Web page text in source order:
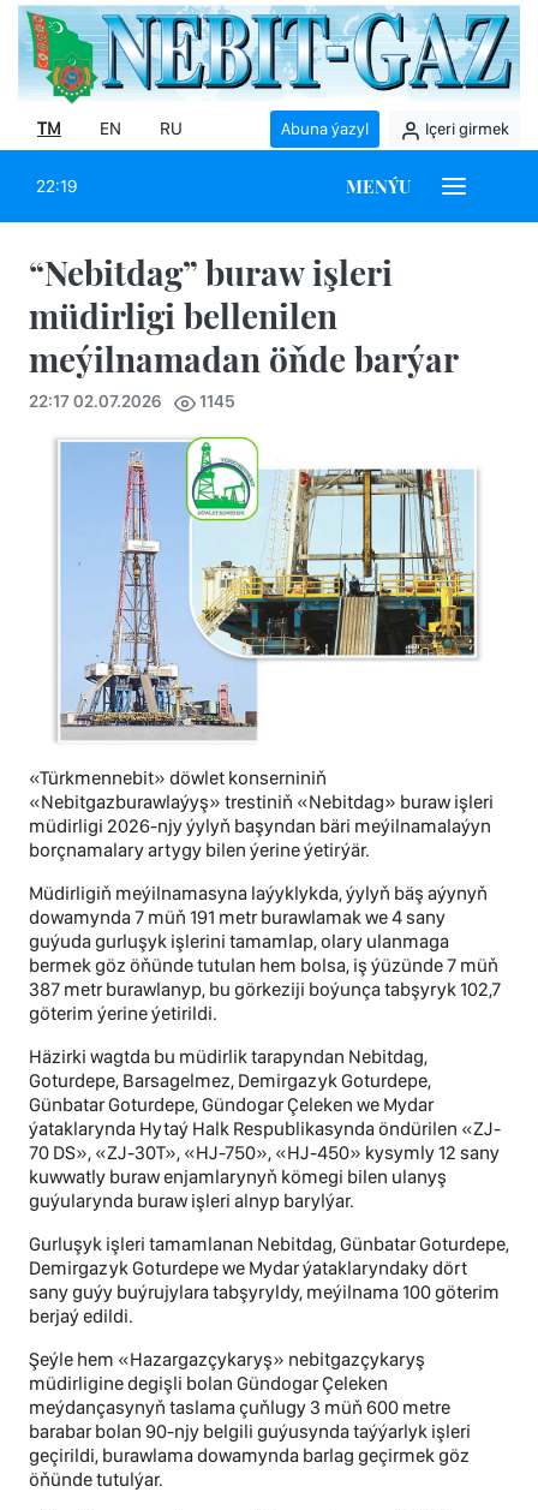
TM EN RU Abuna ýazyl Içeri girmek
22:19 MENÝU
“Nebitdag” buraw işleri
müdirligi bellenilen
meýilnamadan öňde barýar
22:17 02.07.2026 1145
«Türkmennebit» döwlet konserniniň
«Nebitgazburawlaýyş» trestiniň «Nebitdag» buraw işleri
müdirligi 2026-njy ýylyň başyndan bäri meýilnamalaýyn
borçnamalary artygy bilen ýerine ýetirýär.
Müdirligiň meýilnamasyna laýyklykda, ýylyň bäş aýynyň
dowamynda 7 müň 191 metr burawlamak we 4 sany
guýuda gurluşyk işlerini tamamlap, olary ulanmaga
bermek göz öňünde tutulan hem bolsa, iş ýüzünde 7 müň
387 metr burawlanyp, bu görkeziji boýunça tabşyryk 102,7
göterim ýerine ýetirildi.
Häzirki wagtda bu müdirlik tarapyndan Nebitdag,
Goturdepe, Barsagelmez, Demirgazyk Goturdepe,
Günbatar Goturdepe, Gündogar Çeleken we Mydar
ýataklarynda Hytaý Halk Respublikasynda öndürilen «ZJ-
70 DS», «ZJ-30T», «HJ-750», «HJ-450» kysymly 12 sany
kuwwatly buraw enjamlarynyň kömegi bilen ulanyş
guýularynda buraw işleri alnyp barylýar.
Gurluşyk işleri tamamlanan Nebitdag, Günbatar Goturdepe,
Demirgazyk Goturdepe we Mydar ýataklaryndaky dört
sany guýy buýrujylara tabşyryldy, meýilnama 100 göterim
berjaý edildi.
Şeýle hem «Hazargazçykaryş» nebitgazçykaryş
müdirligine degişli bolan Gündogar Çeleken
meýdançasynyň taslama çuňlugy 3 müň 600 metre
barabar bolan 90-njy belgili guýusynda taýýarlyk işleri
geçirildi, burawlama dowamynda barlag geçirmek göz
öňünde tutulýar.